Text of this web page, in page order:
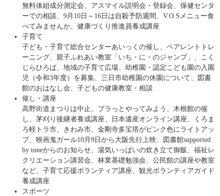
無料体組成分測定会、アスマイル説明会・登録会、保健センタ
ーでの相談、9月10日～16日は自殺予防週間、V.O.Sメニュー食
べてみませんか、健康づくり推進員養成講座
子育て
子ども・子育て総合センターあいっくの催し、ペアレントトレ
ーニング、親子ふれあい教室「いち・に・のジャンプ」、こく
じらひろば、地域の子育て広場、幼稚園・認定こども園の入園
児（令和3年度）を募集、三日市幼稚園の休園について、図書
館のおはなし会、子どもの健康教室・相談
催し・講座
高野街道まつりは中止、プラっとやってみよう、木根館の催
し、茅刈り後継者養成講座、日本遺産オンライン講座、くろま
ろ軽トラ市、きわみ市、金剛寺多宝塔がピンク色にライトアッ
プ、映画鬼ガール10月9日から大阪先行上映、図書館supported
by toneからのお知らせ、湯気いっぱいの炊き立て御飯、福祉レ
クリエーション講習会、林業基礎勉強会、公民館の講座や教室
など、子育て応援ボランティア講座、観光ボランティアガイド
養成講座
スポーツ